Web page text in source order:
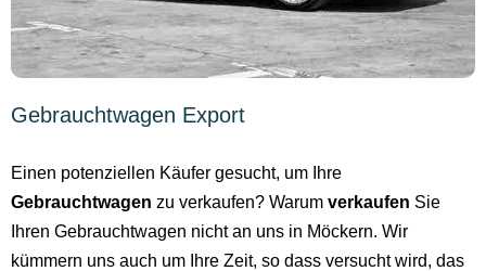
Gebrauchtwagen Export
Einen potenziellen Käufer gesucht, um Ihre
Gebrauchtwagen zu verkaufen? Warum verkaufen Sie
Ihren Gebrauchtwagen nicht an uns in Möckern. Wir
kümmern uns auch um Ihre Zeit, so dass versucht wird, das